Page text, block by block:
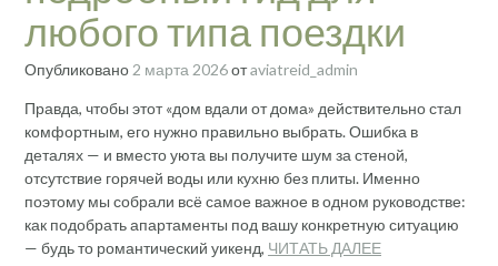
любого типа поездки
Опубликовано 2 марта 2026отaviatreid_admin
Правда, чтобы этот «дом вдали от дома» действительно стал
комфортным, его нужно правильно выбрать. Ошибка в
деталях — и вместо уюта вы получите шум за стеной,
отсутствие горячей воды или кухню без плиты. Именно
поэтому мы собрали всё самое важное в одном руководстве:
как подобрать апартаменты под вашу конкретную ситуацию
— будь то романтический уикенд, ЧИТАТЬ ДАЛЕЕ